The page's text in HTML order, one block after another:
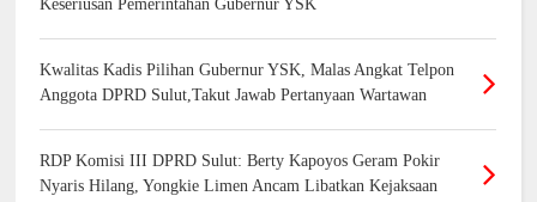
Keseriusan Pemerintahan Gubernur YSK
Kwalitas Kadis Pilihan Gubernur YSK, Malas Angkat Telpon
Anggota DPRD Sulut,Takut Jawab Pertanyaan Wartawan
RDP Komisi III DPRD Sulut: Berty Kapoyos Geram Pokir
Nyaris Hilang, Yongkie Limen Ancam Libatkan Kejaksaan